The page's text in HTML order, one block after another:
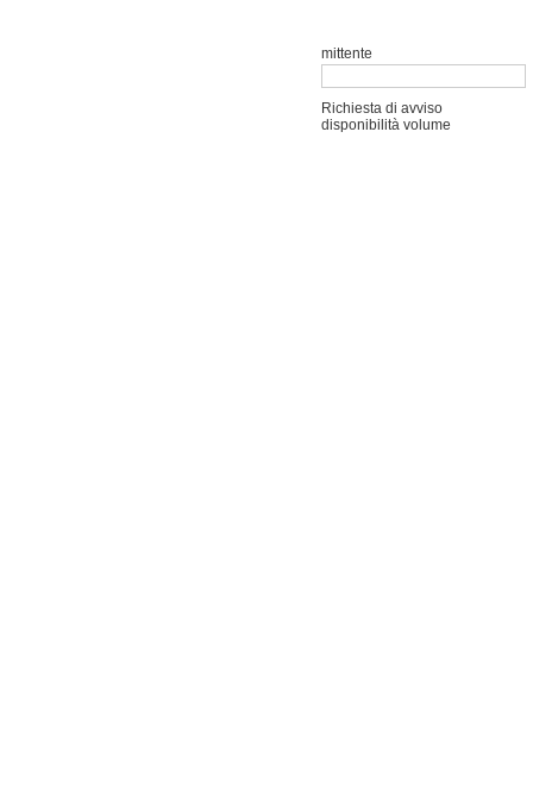
mittente
Richiesta di avviso
disponibilità volume